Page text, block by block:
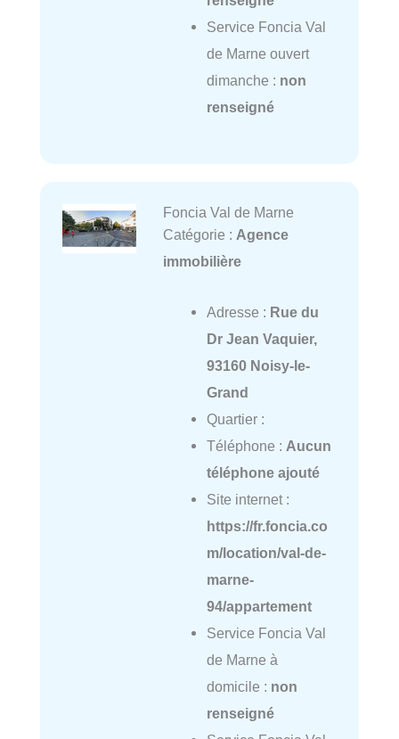
Service Foncia Val
de Marne ouvert
dimanche : non
renseigné
Foncia Val de Marne
Catégorie : Agence
immobilière
Adresse : Rue du
Dr Jean Vaquier,
93160 Noisy-le-
Grand
Quartier :
Téléphone : Aucun
téléphone ajouté
Site internet :
https://fr.foncia.co
m/location/val-de-
marne-
94/appartement
Service Foncia Val
de Marne à
domicile : non
renseigné